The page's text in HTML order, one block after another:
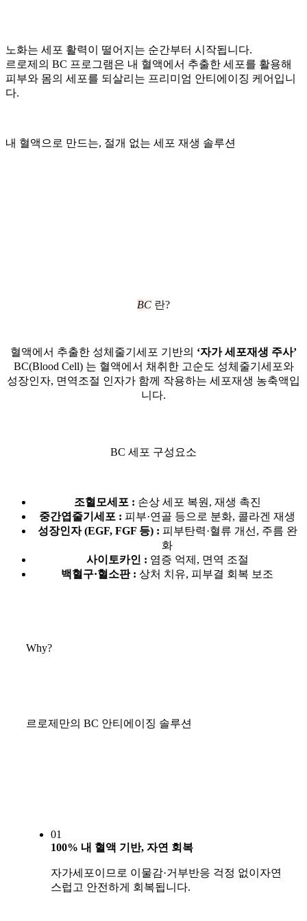
노화는 세포 활력이 떨어지는 순간부터 시작됩니다.
르로제의 BC 프로그램은 내 혈액에서 추출한 세포를 활용해
피부와 몸의 세포를 되살리는 프리미엄 안티에이징 케어입니
다.
내 혈액으로 만드는, 절개 없는 세포 재생 솔루션
BC 란?
혈액에서 추출한 성체줄기세포 기반의 ‘자가 세포재생 주사’
BC(Blood Cell) 는 혈액에서 채취한 고순도 성체줄기세포와
성장인자, 면역조절 인자가 함께 작용하는 세포재생 농축액입
니다.
BC 세포 구성요소
조혈모세포 : 손상 세포 복원, 재생 촉진
중간엽줄기세포 : 피부·연골 등으로 분화, 콜라겐 재생
성장인자 (EGF, FGF 등) : 피부탄력·혈류 개선, 주름 완
화
사이토카인 : 염증 억제, 면역 조절
백혈구·혈소판 : 상처 치유, 피부결 회복 보조
Why?
르로제만의 BC 안티에이징 솔루션
01
100% 내 혈액 기반, 자연 회복
자가세포이므로 이물감·거부반응 걱정 없이자연
스럽고 안전하게 회복됩니다.